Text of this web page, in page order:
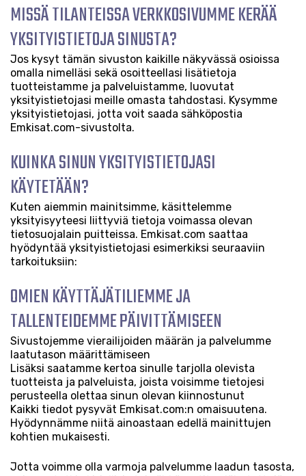
MISSÄ TILANTEISSA VERKKOSIVUMME KERÄÄ
YKSITYISTIETOJA SINUSTA?
Jos kysyt tämän sivuston kaikille näkyvässä osioissa
omalla nimelläsi sekä osoitteellasi lisätietoja
tuotteistamme ja palveluistamme, luovutat
yksityistietojasi meille omasta tahdostasi. Kysymme
yksityistietojasi, jotta voit saada sähköpostia
Emkisat.com-sivustolta.
KUINKA SINUN YKSITYISTIETOJASI
KÄYTETÄÄN?
Kuten aiemmin mainitsimme, käsittelemme
yksityisyyteesi liittyviä tietoja voimassa olevan
tietosuojalain puitteissa. Emkisat.com saattaa
hyödyntää yksityistietojasi esimerkiksi seuraaviin
tarkoituksiin:
OMIEN KÄYTTÄJÄTILIEMME JA
TALLENTEIDEMME PÄIVITTÄMISEEN
Sivustojemme vierailijoiden määrän ja palvelumme
laatutason määrittämiseen
Lisäksi saatamme kertoa sinulle tarjolla olevista
tuotteista ja palveluista, joista voisimme tietojesi
perusteella olettaa sinun olevan kiinnostunut
Kaikki tiedot pysyvät Emkisat.com:n omaisuutena.
Hyödynnämme niitä ainoastaan edellä mainittujen
kohtien mukaisesti.
Jotta voimme olla varmoja palvelumme laadun tasosta,